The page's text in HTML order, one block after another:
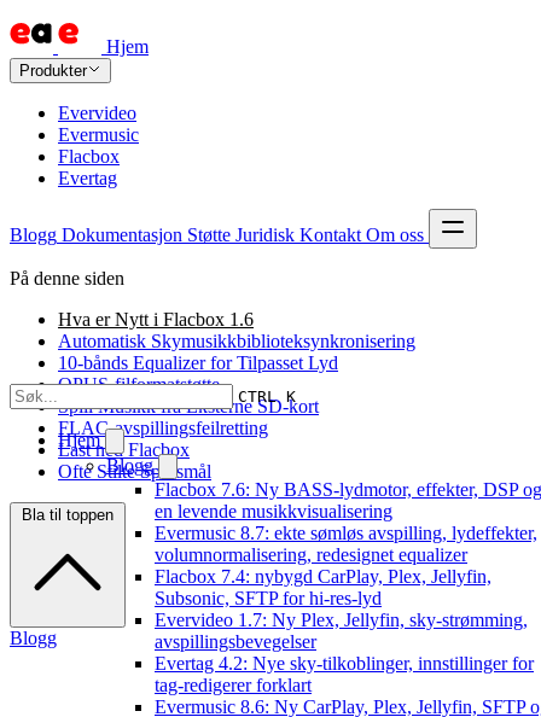
Hjem
Produkter
Evervideo
Evermusic
Flacbox
Evertag
Blogg Dokumentasjon Støtte Juridisk Kontakt Om oss
CTRL K
Hjem
Blogg
Flacbox 7.6: Ny BASS-lydmotor, effekter, DSP og
en levende musikkvisualisering
Evermusic 8.7: ekte sømløs avspilling, lydeffekter,
volumnormalisering, redesignet equalizer
Flacbox 7.4: nybygd CarPlay, Plex, Jellyfin,
Subsonic, SFTP for hi-res-lyd
Evervideo 1.7: Ny Plex, Jellyfin, sky-strømming,
avspillingsbevegelser
Evertag 4.2: Nye sky-tilkoblinger, innstillinger for
tag-redigerer forklart
Evermusic 8.6: Ny CarPlay, Plex, Jellyfin, SFTP
På denne siden
Hva er Nytt i Flacbox 1.6
Automatisk Skymusikkbiblioteksynkronisering
10-bånds Equalizer for Tilpasset Lyd
OPUS-filformatstøtte
Spill Musikk fra Eksterne SD-kort
FLAC-avspillingsfeilretting
Last ned Flacbox
Ofte Stilte Spørsmål
Bla til toppen
Blogg